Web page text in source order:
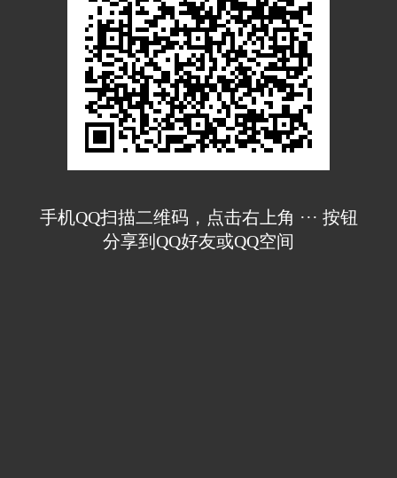
手机QQ扫描二维码，点击右上角 ··· 按钮
分享到QQ好友或QQ空间